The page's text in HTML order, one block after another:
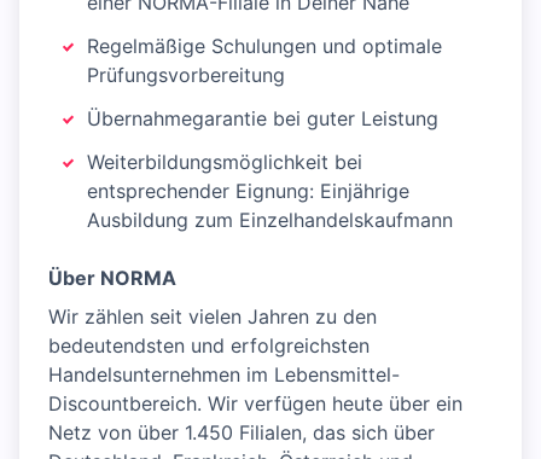
Regelmäßige Schulungen und optimale
Prüfungsvorbereitung
Übernahmegarantie bei guter Leistung
Weiterbildungsmöglichkeit bei
entsprechender Eignung: Einjährige
Ausbildung zum Einzelhandelskaufmann
Über NORMA
Wir zählen seit vielen Jahren zu den
bedeutendsten und erfolgreichsten
Handelsunternehmen im Lebensmittel-
Discountbereich. Wir verfügen heute über ein
Netz von über 1.450 Filialen, das sich über